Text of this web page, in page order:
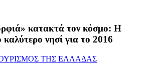
κατακτά τον κόσμο: Η
νησί για το 2016
ΤΗΣ ΕΛΛΑΔΑΣ